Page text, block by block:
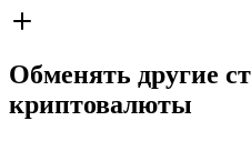
Обменять другие
криптовалюты